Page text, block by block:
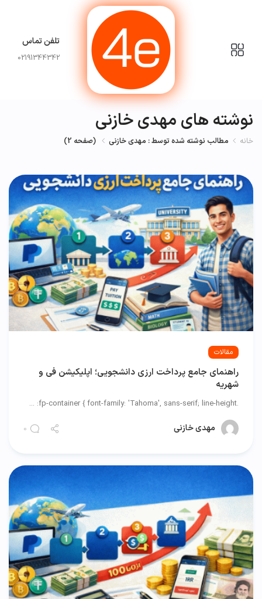
تلفن تماس
02191344342
نوشته های مهدی خازنی
خانه مطالب نوشته شده توسط : مهدی خازنی (صفحه 2 )
مقالات
راهنمای جامع پرداخت ارزی دانشجویی؛ اپلیکیشن فی و
شهریه
.fp-container { font-family: 'Tahoma', sans-serif; line-height: ...
مهدی خازنی 0